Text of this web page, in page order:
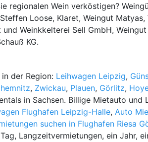
regionalen Wein verköstigen?
Loose, Klaret, Weingut Matyas,
Weinkkelterei Sell GmbH,
KG.
der Region: Leihwagen Leipzig,
, Zwickau, Plauen, Görlitz,
in Sachsen. Billige Mietauto und
Flughafen Leipzig-Halle, Auto
suchen in Flughafen Riesa
Langzeitvermietungen, ein Jahr,